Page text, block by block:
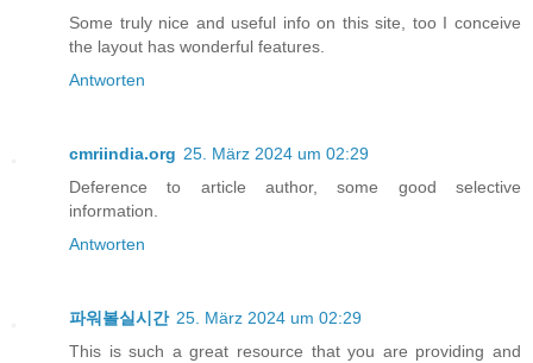
Some truly nice and useful info on this site, too I conceive
the layout has wonderful features.
Antworten
cmriindia.org 25. März 2024 um 02:29
Deference to article author, some good selective
information.
Antworten
파워볼실시간 25. März 2024 um 02:29
This is such a great resource that you are providing and